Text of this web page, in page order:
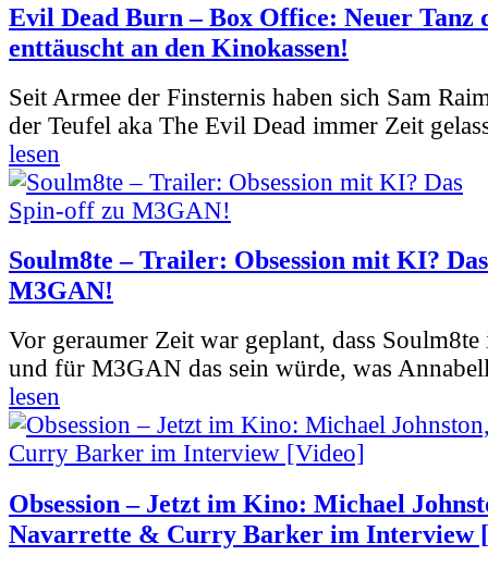
Evil Dead Burn – Box Office: Neuer Tanz
enttäuscht an den Kinokassen!
Seit Armee der Finsternis haben sich Sam
der Teufel aka The Evil Dead immer Zeit
lesen
Soulm8te – Trailer: Obsession mit KI?
M3GAN!
Vor geraumer Zeit war geplant, dass
und für M3GAN das sein würde, was
lesen
Obsession – Jetzt im Kino: Michael
Navarrette & Curry Barker im Interview